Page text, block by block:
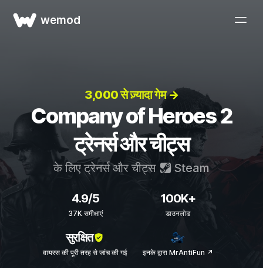
wemod
3,000 से ज़्यादा गेम →
Company of Heroes 2
ट्रेनर्स और चीट्स
के लिए ट्रेनर्स और चीट्स Steam
4.9/5
37K समीक्षाएं
100K+
डाउनलोड
सुरक्षित
वायरस की पूरी तरह से जांच की गई इनके द्वारा MrAntiFun ↗